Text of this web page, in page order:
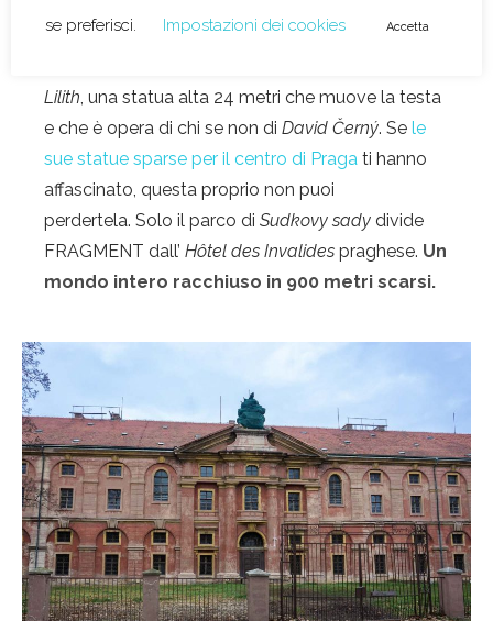
sinistra, dove il complesso residenziale
Lilith , una statua alta 24 metri che muove la testa
e che è opera di chi se non di David Černý. Se le
sue statue sparse per il centro di Praga ti hanno
affascinato, questa proprio non puoi
perdertela. Solo il parco di Sudkovy sady divide
FRAGMENT dall’ Hôtel des Invalides praghese. Un
mondo intero racchiuso in 900 metri scarsi.